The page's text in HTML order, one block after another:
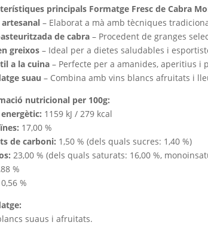
principals Formatge Fresc de Cabra
artesanal – Elaborat a mà amb tècniques
de cabra – Procedent de granges
greixos – Ideal per a dietes saludables i
a la cuina – Perfecte per a amanides, aperitius i
suau – Combina amb vins blancs afruitats i
nutricional per 100g:
1159 kJ / 279 kcal
17,00 %
de carboni: 1,50 % (dels quals sucres: 1,40 %)
23,00 % (dels quals saturats: 16,00 %,
%
0,56 %
suaus i afruitats.